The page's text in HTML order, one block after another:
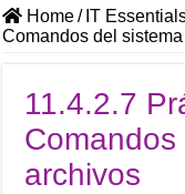
Home/ IT
Comandos del
11.4.2.7
archivos